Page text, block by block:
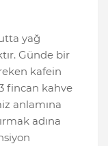
yağ
Günde bir
kafein
fincan kahve
anlamına
adına